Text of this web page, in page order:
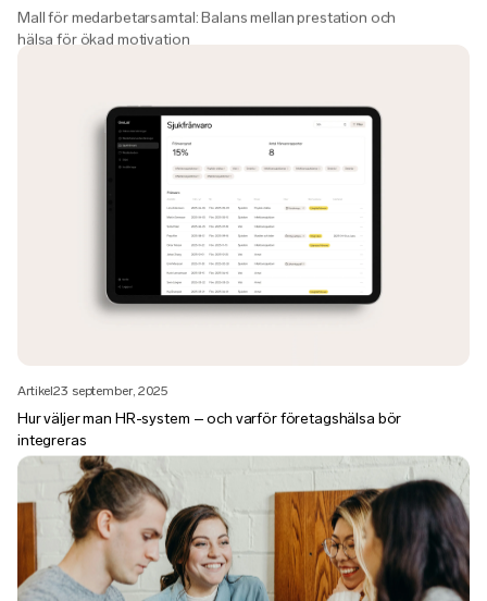
Mall för medarbetarsamtal: Balans mellan prestation och
hälsa för ökad motivation
Artikel23 september, 2025
Hur väljer man HR-system – och varför företagshälsa bör
integreras